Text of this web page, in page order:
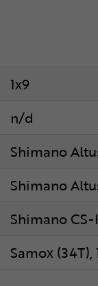
1x9
n/d
Shimano
Shimano
Shimano
Samox (34T),